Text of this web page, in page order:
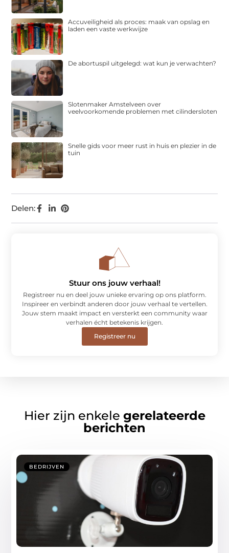
Delen:
Accuveiligheid als proces: maak van opslag en
laden een vaste werkwijze
De abortuspil uitgelegd: wat kun je verwachten?
Slotenmaker Amstelveen over
veelvoorkomende problemen met cilindersloten
Snelle gids voor meer rust in huis en plezier in de
tuin
Stuur ons jouw verhaal!
Registreer nu en deel jouw unieke ervaring op ons platform.
Inspireer en verbindt anderen door jouw verhaal te vertellen.
Jouw stem maakt impact en versterkt een community waar
verhalen écht betekenis krijgen.
Registreer nu
Hier zijn enkele gerelateerde
berichten
BEDRIJVEN